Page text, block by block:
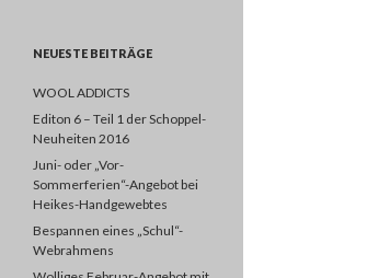
NEUESTE BEITRÄGE
WOOL ADDICTS
Editon 6 – Teil 1 der Schoppel-
Neuheiten 2016
Juni- oder „Vor-
Sommerferien“-Angebot bei
Heikes-Handgewebtes
Bespannen eines „Schul“-
Webrahmens